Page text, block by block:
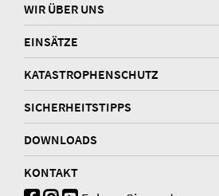
WIR ÜBER UNS
EINSÄTZE
KATASTROPHENSCHUTZ
SICHERHEITSTIPPS
DOWNLOADS
KONTAKT